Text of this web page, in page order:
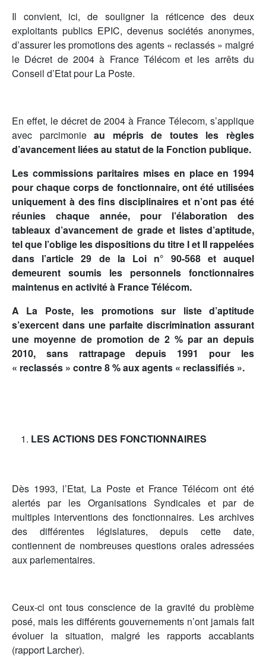
Il convient, ici, de souligner la réticence des deux
exploitants publics EPIC, devenus sociétés anonymes,
d’assurer les promotions des agents « reclassés » malgré
le Décret de 2004 à France Télécom et les arrêts du
Conseil d’Etat pour La Poste.
En effet, le décret de 2004 à France Télecom, s’applique
avec parcimonieau mépris de toutes les règles
d’avancement liées au statut de la Fonction publique.
Les commissions paritaires mises en place en 1994
pour chaque corps de fonctionnaire, ont été utilisées
uniquement à des fins disciplinaires et n’ont pas été
réunies chaque année, pour l’élaboration des
tableaux d’avancement de grade et listes d’aptitude,
tel que l’oblige les dispositions du titre I et II rappelées
dans l’article 29 de la Loi n° 90-568 et auquel
demeurent soumis les personnels fonctionnaires
maintenus en activité à France Télécom.
A La Poste, les promotions sur liste d’aptitude
s’exercent dans une parfaite discrimination assurant
une moyenne de promotion de 2 % par an depuis
2010, sans rattrapage depuis 1991 pour les
« reclassés » contre 8 % aux agents « reclassifiés ».
LES ACTIONS DES FONCTIONNAIRES
Dès 1993, l’Etat, La Poste et France Télécom ont été
alertés par les Organisations Syndicales et par de
multiples interventions des fonctionnaires. Les archives
des différentes législatures, depuis cette date,
contiennent de nombreuses questions orales adressées
aux parlementaires.
Ceux-ci ont tous conscience de la gravité du problème
posé, mais les différents gouvernements n’ont jamais fait
évoluer la situation, malgré les rapports accablants
(rapport Larcher).